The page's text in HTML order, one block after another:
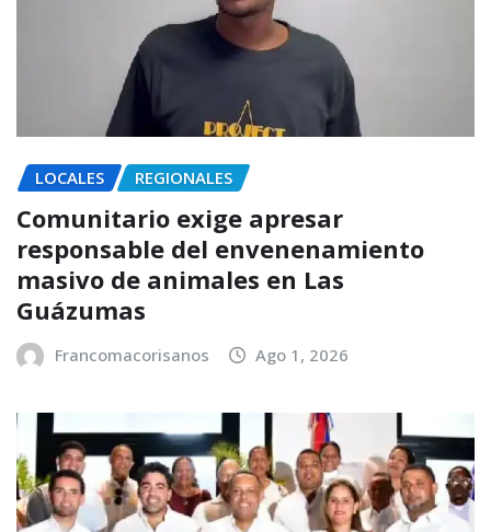
LOCALES REGIONALES
Comunitario exige apresar
responsable del envenenamiento
masivo de animales en Las
Guázumas
Francomacorisanos Ago 1, 2026